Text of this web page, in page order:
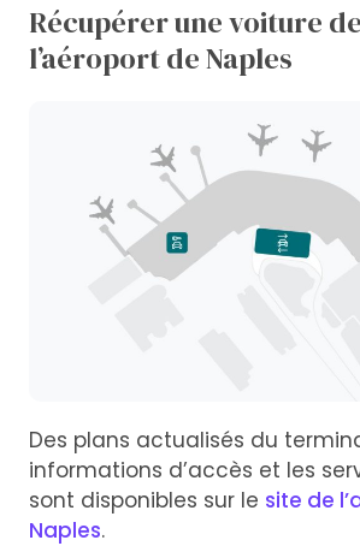
Récupérer une voiture
l’aéroport de Naples
Des plans actualisés du
informations d’accès et les
sont disponibles sur le site de
Naples.